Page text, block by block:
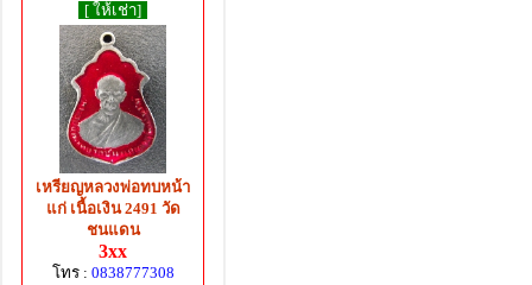
[ ให้เช่า]
เหรียญหลวงพ่อทบหน้า
แก่ เนื้อเงิน 2491 วัด
ชนแดน
3xx
โทร : 0838777308